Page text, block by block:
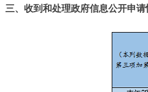
三、收到和处理政府信息公开申请